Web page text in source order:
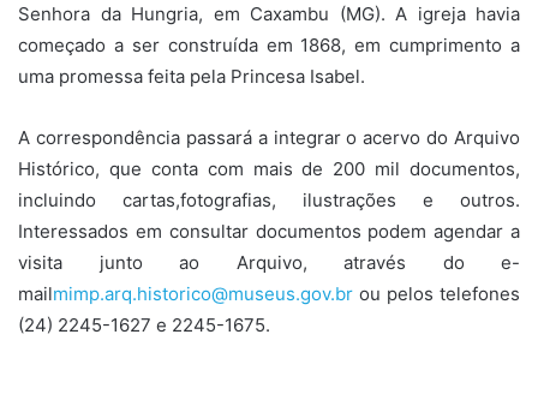
Senhora da Hungria, em Caxambu (MG). A igreja havia
começado a ser construída em 1868, em cumprimento a
uma promessa feita pela Princesa Isabel.
A correspondência passará a integrar o acervo do Arquivo
Histórico, que conta com mais de 200 mil documentos,
incluindo cartas,fotografias, ilustrações e outros.
Interessados em consultar documentos podem agendar a
visita junto ao Arquivo, através do e-
mailmimp.arq.historico@museus.gov.br ou pelos telefones
(24) 2245-1627 e 2245-1675.